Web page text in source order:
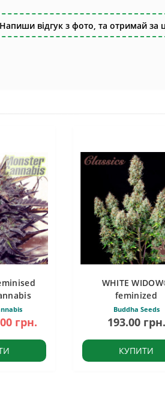
відгук з фото, та отримай за
грн.
WHITE
feminized
Buddha Seeds
193.00 грн.
КУПИТИ